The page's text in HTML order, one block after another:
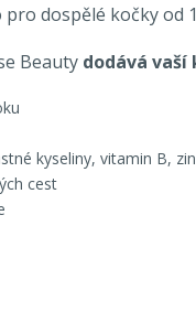
dospělé kočky
Beauty dodává
kyseliny, vitamin B,
cest